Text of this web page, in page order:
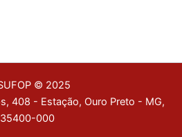
© 2025
408 - Estação, Ouro Preto - MG,
35400-000